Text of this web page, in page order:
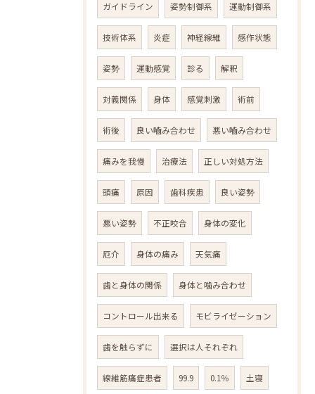
ガイドライン 姿勢制御系 運動制御系
技術体系 炎症 神経線維 感作状態
姿勢 運動感覚 診る 解釈
対義関係 身体 感覚刺激 術前
術後 良い嚙み合わせ 悪い嚙み合わせ
痛みを我慢 治療法 正しい対処方法
頭痛 原因 歯科疾患 良い姿勢
悪い姿勢 不正咬合 身体の変化
厄介 身体の痛み 天気痛
歯と身体の関係 身体と噛み合わせ
コントロール出来る モビライゼーション
歯を触らずに 選択は人それぞれ
線維筋痛症患者 99.9 0.1％ 土寝